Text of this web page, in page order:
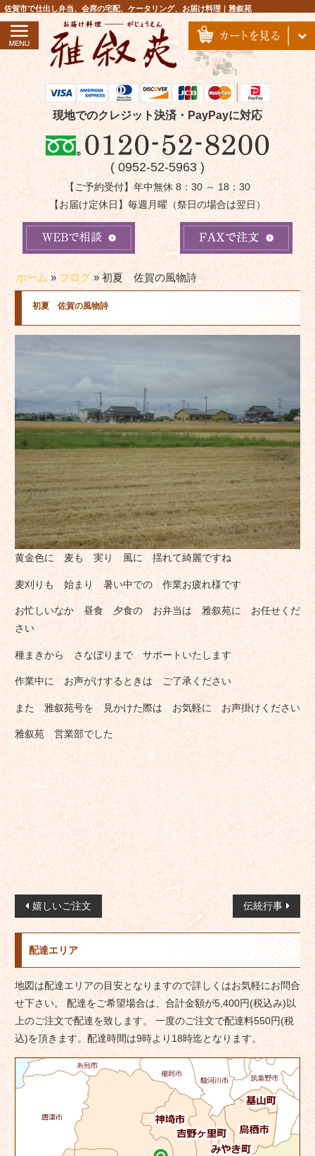
コ
ン
ツ
へ
ス
キ
プ
佐賀市で仕出し弁当、会席の宅配、ケータリング、お届け料理｜雅叙苑
現地でのクレジット決済・PayPayに対応
( 0952-52-5963 )
【ご予約受付】年中無休 8：30 ～ 18：30
【お届け定休日】毎週月曜（祭日の場合は翌日）
ホーム» ブログ» 初夏 佐賀の風物詩
初夏 佐賀の風物詩
黄金色に 麦も 実り 風に 揺れて綺麗ですね
麦刈りも 始まり 暑い中での 作業お疲れ様です
お忙しいなか 昼食 夕食の お弁当は 雅叙苑に お任せくだ
さい
種まきから さなぼりまで サポートいたします
作業中に お声がけするときは ご了承ください
また 雅叙苑号を 見かけた際は お気軽に お声掛けください
雅叙苑 営業部でした
投
稿
ナ
ビ
ゲ
ー
シ
ョ
ン
嬉しいご注文 伝統行事
配達エリア
地図は配達エリアの目安となりますので詳しくはお気軽にお問合
せ下さい。 配達をご希望場合は、合計金額が5,400円(税込み)以
上のご注文で配達を致します。 一度のご注文で配達料550円(税
込)を頂きます。配達時間は9時より18時迄となります。